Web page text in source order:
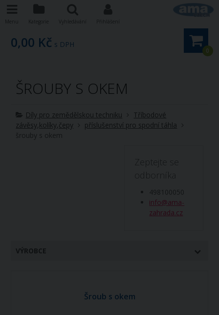
0
0,00 Kč s DPH
ŠROUBY S OKEM
Díly pro zemědělskou techniku
Tříbodové
závěsy,kolíky,čepy
příslušenství pro spodní táhla
šrouby s okem
Zeptejte se
odborníka
498100050
info@ama-
zahrada.cz
VÝROBCE
Šroub s okem
Menu Kategorie Vyhledávání Přihlášení